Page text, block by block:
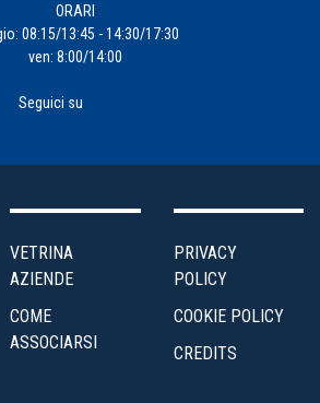
ORARI
08:15/13:45 - 14:30/17:30
ven: 8:00/14:00
Seguici su
VETRINA
AZIENDE
COME
ASSOCIARSI
PRIVACY
POLICY
COOKIE POLICY
CREDITS